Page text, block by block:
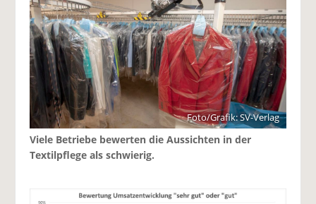
Foto/Grafik: SV-Verlag
Viele Betriebe bewerten die Aussichten in der
Textilpflege als schwierig.